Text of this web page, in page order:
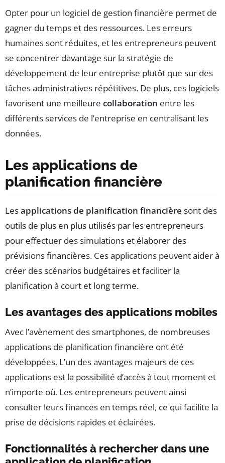
Opter pour un logiciel de gestion financière permet de
gagner du temps et des ressources. Les erreurs
humaines sont réduites, et les entrepreneurs peuvent
se concentrer davantage sur la stratégie de
développement de leur entreprise plutôt que sur des
tâches administratives répétitives. De plus, ces logiciels
favorisent une meilleure collaboration entre les
différents services de l’entreprise en centralisant les
données.
Les applications de
planification financière
Lesapplications de planification financière sont des
outils de plus en plus utilisés par les entrepreneurs
pour effectuer des simulations et élaborer des
prévisions financières. Ces applications peuvent aider à
créer des scénarios budgétaires et faciliter la
planification à court et long terme.
Les avantages des applications mobiles
Avec l’avènement des smartphones, de nombreuses
applications de planification financière ont été
développées. L’un des avantages majeurs de ces
applications est la possibilité d’accès à tout moment et
n’importe où. Les entrepreneurs peuvent ainsi
consulter leurs finances en temps réel, ce qui facilite la
prise de décisions rapides et éclairées.
Fonctionnalités à rechercher dans une